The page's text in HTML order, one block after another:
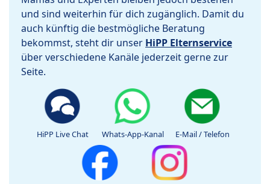
und sind weiterhin für dich zugänglich. Damit du
auch künftig die bestmögliche Beratung
bekommst, steht dir unser HiPP Elternservice
über verschiedene Kanäle jederzeit gerne zur
Seite.
HiPP Live Chat Whats-App-Kanal E-Mail / Telefon